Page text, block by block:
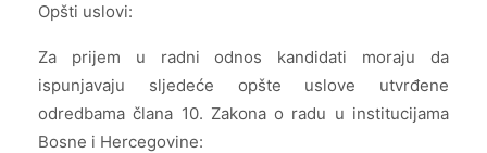
Opšti uslovi:
Za prijem u radni odnos kandidati moraju da
ispunjavaju sljedeće opšte uslove utvrđene
odredbama člana 10. Zakona o radu u institucijama
Bosne i Hercegovine: